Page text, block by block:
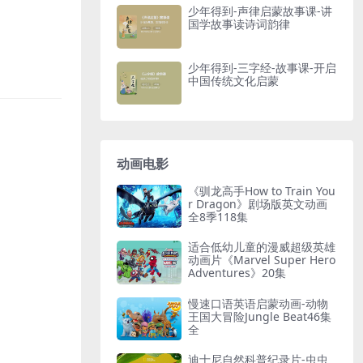
少年得到-声律启蒙故事课-讲
国学故事读诗词韵律
少年得到-三字经-故事课-开启
中国传统文化启蒙
动画电影
《驯龙高手How to Train You
r Dragon》剧场版英文动画
全8季118集
适合低幼儿童的漫威超级英雄
动画片《Marvel Super Hero
Adventures》20集
慢速口语英语启蒙动画-动物
王国大冒险Jungle Beat46集
全
迪士尼自然科普纪录片-虫虫